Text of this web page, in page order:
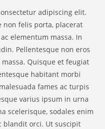
adipiscing elit.
non felis porta, placerat
elementum massa. In
Pellentesque non eros
Quisque et feugiat
habitant morbi
fames ac turpis
varius ipsum in urna
scelerisque, sodales enim
blandit orci. Ut suscipit